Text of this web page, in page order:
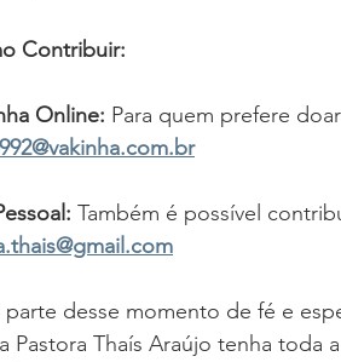
Contribuir:
Online: Para quem prefere
Também é possível
parte desse momento de fé e
Pastora Thaís Araújo tenha toda